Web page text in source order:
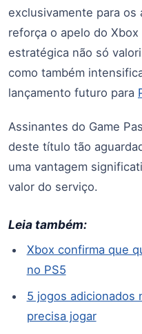
exclusivamente para os
reforça o apelo do Xbox
estratégica não só
como também
lançamento futuro para
Assinantes do Game
deste título tão
uma vantagem
valor do serviço.
Leia também:
Xbox confirma que
no PS5
5 jogos adicionados
precisa jogar